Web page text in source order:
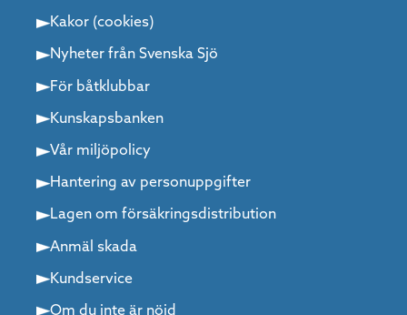
Kakor (cookies)
Nyheter från Svenska Sjö
För båtklubbar
Kunskapsbanken
Vår miljöpolicy
Hantering av personuppgifter
Lagen om försäkringsdistribution
Anmäl skada
Kundservice
Om du inte är nöjd